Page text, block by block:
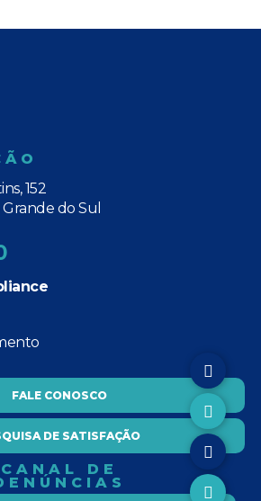
152
do Sul
FALE CONOSCO
DE SATISFAÇÃO
CANAL DE